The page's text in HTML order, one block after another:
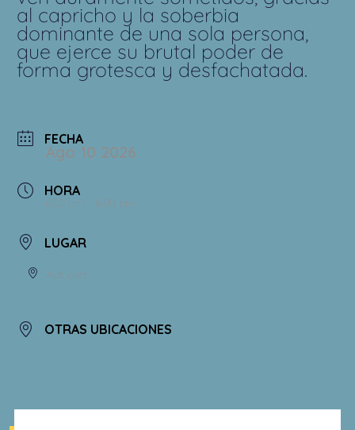
al capricho y la soberbia
dominante de una sola persona,
que ejerce su brutal poder de
forma grotesca y desfachatada.
FECHA
Ago 10 2026
HORA
6:00 pm - 8:00 pm
LUGAR
Actuales
OTRAS UBICACIONES